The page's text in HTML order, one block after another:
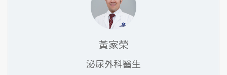
黃家榮
泌尿外科醫生